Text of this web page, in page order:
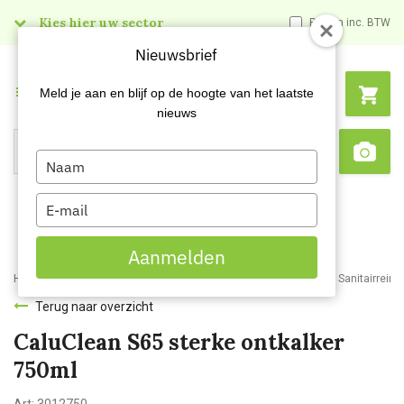
Kies hier uw sector Prijzen inc. BTW
Search
Menu
Home Webshop Schoonmaakartikelen Reinigingsmiddelen
Terug naar overzicht
CaluClean S65 sterke ontkalker
750ml
Nieuwsbrief
Meld je aan en blijf op de hoogte van het laatste
nieuws
Type
your
name
Type
your
email
Aanmelden